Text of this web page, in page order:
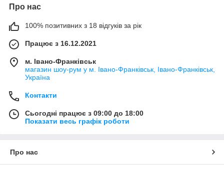
Про нас
100% позитивних з 18 відгуків за рік
Працює з 16.12.2021
м. Івано-Франківськ
магазин шоу-рум у м. Івано-Франківськ, Івано-Франківськ,
Україна
Контакти
Сьогодні працює з 09:00 до 18:00
Показати весь графік роботи
Про нас